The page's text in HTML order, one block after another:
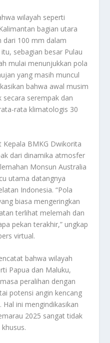
wilayah seperti
bagian utara
dari 100 mm dalam
sebagian besar Pulau
mulai menunjukkan pola
yang masih muncul
bahwa awal musim
secara serempak dan
rata klimatologis 30
BMKG Dwikorita
dari dinamika atmosfer
Monsun Australia
utama datangnya
Indonesia. “Pola
biasa mengeringkan
terlihat melemah dan
pekan terakhir,” ungkap
virtual.
bahwa wilayah
Papua dan Maluku,
peralihan dengan
potensi angin kencang
ini mengindikasikan
2025 sangat tidak